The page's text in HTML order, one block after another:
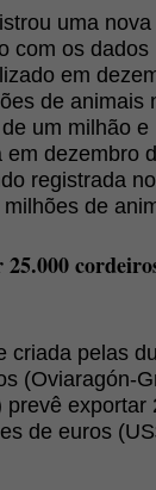
uma
com os
em
de animais
um milhão
dezembro
registrada
de
criada pelas
(Oviaragón-
exportar
de euros